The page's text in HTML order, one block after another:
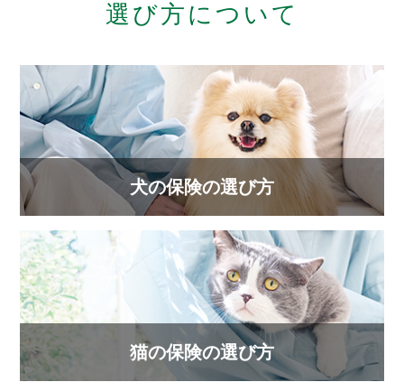
選び方について
犬の保険の選び方
猫の保険の選び方